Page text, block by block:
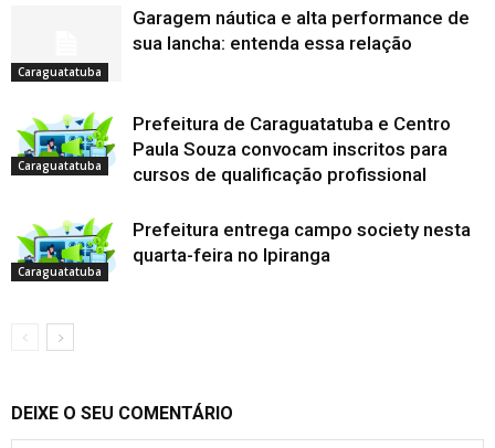
Caraguatatuba
Garagem náutica e alta performance de
sua lancha: entenda essa relação
Caraguatatuba
Prefeitura de Caraguatatuba e Centro
Paula Souza convocam inscritos para
cursos de qualificação profissional
Caraguatatuba
Prefeitura entrega campo society nesta
quarta-feira no Ipiranga
DEIXE O SEU COMENTÁRIO